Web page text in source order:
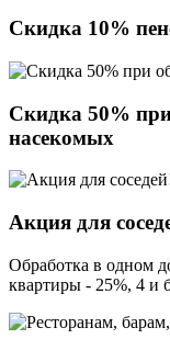
Скидка 10%
Скидка 50%
насекомых
Акция для
Обработка в одном
квартиры - 25%, 4 и